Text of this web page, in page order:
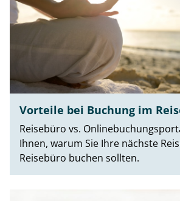
Vorteile bei Buchung im
Reisebüro vs.
Ihnen, warum Sie Ihre nächste
Reisebüro buchen sollten.